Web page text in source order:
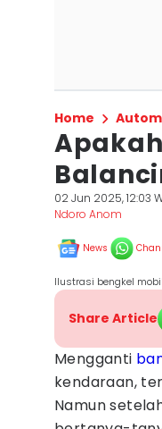
Home
02 Jun 2025, 12:03
Ndoro Anom
News
Ilustrasi bengkel
Share Article
Mengganti
kendaraan,
Namun